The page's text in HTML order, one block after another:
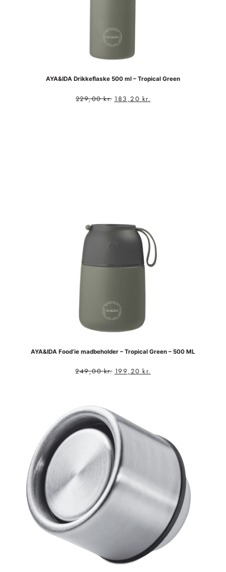
AYA&IDA Drikkeflaske 500 ml – Tropical Green
229,00kr. 183,20 kr.
AYA&IDA Food’ie madbeholder – Tropical Green – 500 ML
249,00kr. 199,20 kr.